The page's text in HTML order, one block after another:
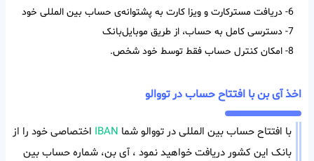
6- دریافت مسترکارت و ویزا کارت به پشتوانه‌ی حساب بین المللی خود
7- دسترسی کامل به حساب، از طریق موبایل‌بانک
8- امکان کنترل حساب فقط توسط خود شخص.
اخذ آی بن با افتتاح حساب در تووالو
با افتتاح حساب بین المللی در تووالو شما IBAN اختصاصی خود را از
بانک این کشور دریافت خواهید نمود ، آی بن، شماره حساب بین